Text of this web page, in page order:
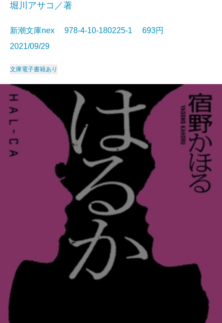
堀川アサコ／著
新潮文庫nex 978-4-10-180225-1 693円
2021/09/29
文庫電子書籍あり